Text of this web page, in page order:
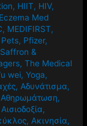
, HIIT, HIV,
Med
, MEDIFIRST,
Pets, Pfizer,
&
,The Medical
wei,Yoga,
, Αδυνάτισμα,
Αθηρωμάτωση,
Αισιοδοξία,
, Ακινησία,